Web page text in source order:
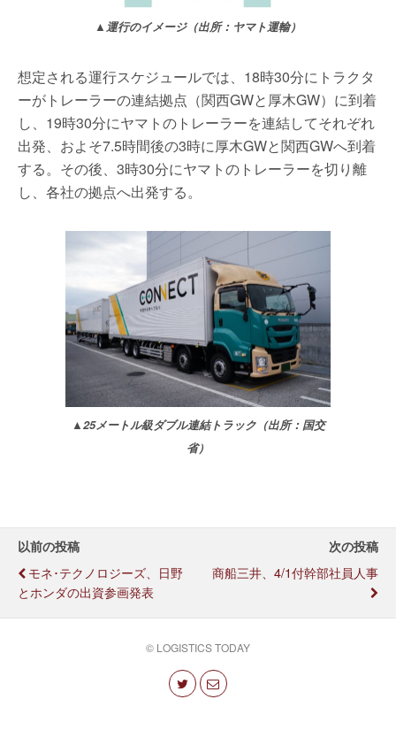
▲運行のイメージ（出所：ヤマト運輸）
想定される運行スケジュールでは、18時30分にトラクタ
ーがトレーラーの連結拠点（関西GWと厚木GW）に到着
し、19時30分にヤマトのトレーラーを連結してそれぞれ
出発、およそ7.5時間後の3時に厚木GWと関西GWへ到着
する。その後、3時30分にヤマトのトレーラーを切り離
し、各社の拠点へ出発する。
▲25メートル級ダブル連結トラック（出所：国交
省）
以前の投稿
モネ･テクノロジーズ、日野
とホンダの出資参画発表
次の投稿
商船三井、4/1付幹部社員人事
© LOGISTICS TODAY